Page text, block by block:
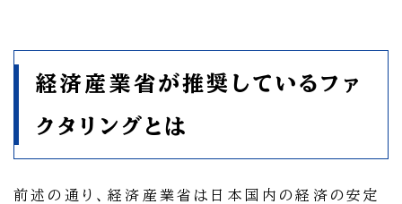
経済産業省が推奨しているファ
クタリングとは
前述の通り、経済産業省は日本国内の経済の安定